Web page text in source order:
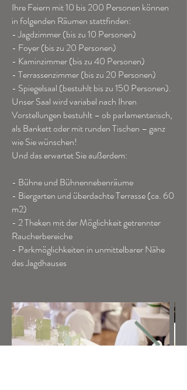
Ihre Feiern mit 10 bis 200 Personen können
in folgenden Räumen stattfinden:
- Jagdzimmer (bis zu 10 Personen)
- Foyer (bis zu 20 Personen)
- Kaminzimmer (bis zu 40 Personen)
- Terrassenzimmer (bis zu 20 Personen)
- Spiegelsaal (bestuhlt bis zu 150 Personen).
Unser Saal wird variabel nach Ihren
Vorstellungen bestuhlt – ob parlamentarisch,
als Bankett oder mit runden Tischen – ganz
wie Sie wünschen!
Und das erwartet Sie außerdem:
- Bühne und Bühnennebenräume
- Biergarten und überdachte Terrasse (ca. 60
m2)
- 2 Theken mit der Möglichkeit getrennter
Raucherbereiche
- Parkmöglichkeiten in unmittelbarer Nähe
des Jagdhauses